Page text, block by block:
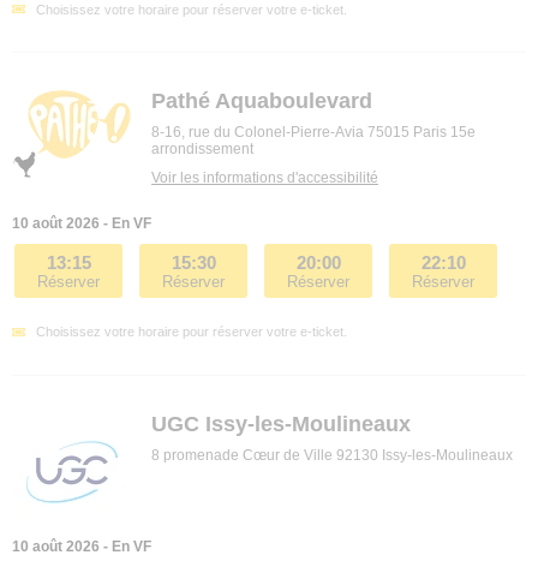
Choisissez votre horaire pour réserver votre e-ticket.
Pathé Aquaboulevard
8-16, rue du Colonel-Pierre-Avia 75015 Paris 15e
arrondissement
Voir les informations d'accessibilité
10 août 2026 - En VF
13:15
Réserver
15:30
Réserver
20:00
Réserver
22:10
Réserver
Choisissez votre horaire pour réserver votre e-ticket.
UGC Issy-les-Moulineaux
8 promenade Cœur de Ville 92130 Issy-les-Moulineaux
10 août 2026 - En VF